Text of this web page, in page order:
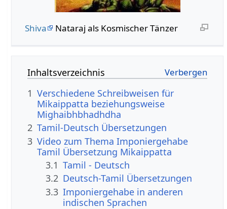
Shiva Nataraj als Kosmischer Tänzer
Inhaltsverzeichnis
1 Verschiedene Schreibweisen für
Mikaippatta beziehungsweise
Mighaibhbhadhdha
2 Tamil-Deutsch Übersetzungen
3 Video zum Thema Imponiergehabe
Tamil Übersetzung Mikaippatta
3.1 Tamil - Deutsch
3.2 Deutsch-Tamil Übersetzungen
3.3 Imponiergehabe in anderen
indischen Sprachen